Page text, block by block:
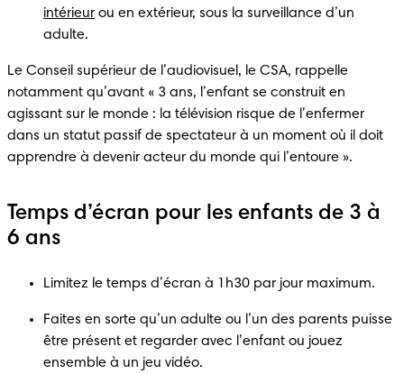
intérieur ou en extérieur, sous la surveillance d’un
adulte.
Le Conseil supérieur de l’audiovisuel, le CSA, rappelle
notamment qu’avant « 3 ans, l’enfant se construit en
agissant sur le monde : la télévision risque de l’enfermer
dans un statut passif de spectateur à un moment où il doit
apprendre à devenir acteur du monde qui l’entoure ».
Temps d’écran pour les enfants de 3 à
6 ans
Limitez le temps d’écran à 1h30 par jour maximum.
Faites en sorte qu’un adulte ou l’un des parents puisse
être présent et regarder avec l’enfant ou jouez
ensemble à un jeu vidéo.